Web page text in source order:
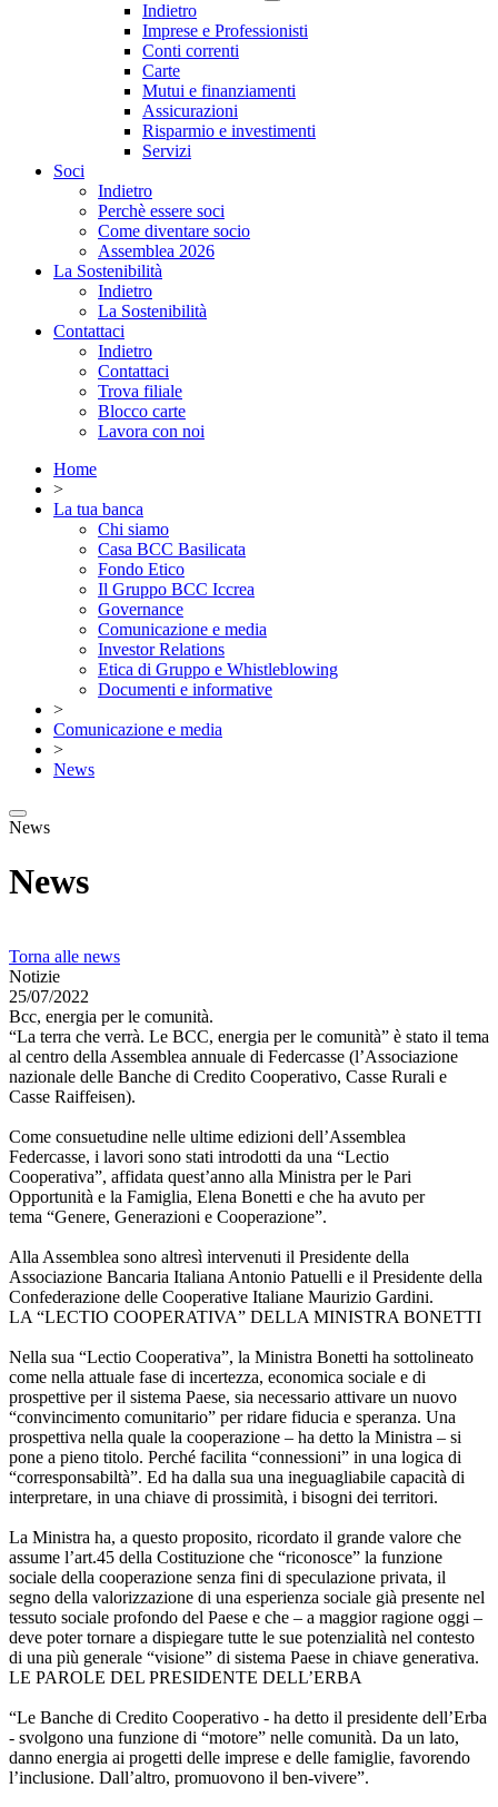
Indietro
Imprese e Professionisti
Conti correnti
Carte
Mutui e finanziamenti
Assicurazioni
Risparmio e investimenti
Servizi
Soci
Indietro
Perchè essere soci
Come diventare socio
Assemblea 2026
La Sostenibilità
Indietro
La Sostenibilità
Contattaci
Indietro
Contattaci
Trova filiale
Blocco carte
Lavora con noi
Home
>
La tua banca
Chi siamo
Casa BCC Basilicata
Fondo Etico
Il Gruppo BCC Iccrea
Governance
Comunicazione e media
Investor Relations
Etica di Gruppo e Whistleblowing
Documenti e informative
>
Comunicazione e media
>
News
News
News
Torna alle news
Notizie
25/07/2022
Bcc, energia per le comunità.
“La terra che verrà. Le BCC, energia per le comunità” è stato il tema
al centro della Assemblea annuale di Federcasse (l’Associazione
nazionale delle Banche di Credito Cooperativo, Casse Rurali e
Casse Raiffeisen).
Come consuetudine nelle ultime edizioni dell’Assemblea
Federcasse, i lavori sono stati introdotti da una “Lectio
Cooperativa”, affidata quest’anno alla Ministra per le Pari
Opportunità e la Famiglia, Elena Bonetti e che ha avuto per
tema “Genere, Generazioni e Cooperazione”.
Alla Assemblea sono altresì intervenuti il Presidente della
Associazione Bancaria Italiana Antonio Patuelli e il Presidente della
Confederazione delle Cooperative Italiane Maurizio Gardini.
LA “LECTIO COOPERATIVA” DELLA MINISTRA BONETTI
Nella sua “Lectio Cooperativa”, la Ministra Bonetti ha sottolineato
come nella attuale fase di incertezza, economica sociale e di
prospettive per il sistema Paese, sia necessario attivare un nuovo
“convincimento comunitario” per ridare fiducia e speranza. Una
prospettiva nella quale la cooperazione – ha detto la Ministra – si
pone a pieno titolo. Perché facilita “connessioni” in una logica di
“corresponsabiltà”. Ed ha dalla sua una ineguagliabile capacità di
interpretare, in una chiave di prossimità, i bisogni dei territori.
La Ministra ha, a questo proposito, ricordato il grande valore che
assume l’art.45 della Costituzione che “riconosce” la funzione
sociale della cooperazione senza fini di speculazione privata, il
segno della valorizzazione di una esperienza sociale già presente nel
tessuto sociale profondo del Paese e che – a maggior ragione oggi –
deve poter tornare a dispiegare tutte le sue potenzialità nel contesto
di una più generale “visione” di sistema Paese in chiave generativa.
LE PAROLE DEL PRESIDENTE DELL’ERBA
“Le Banche di Credito Cooperativo - ha detto il presidente dell’Erba
- svolgono una funzione di “motore” nelle comunità. Da un lato,
danno energia ai progetti delle imprese e delle famiglie, favorendo
l’inclusione. Dall’altro, promuovono il ben-vivere”.